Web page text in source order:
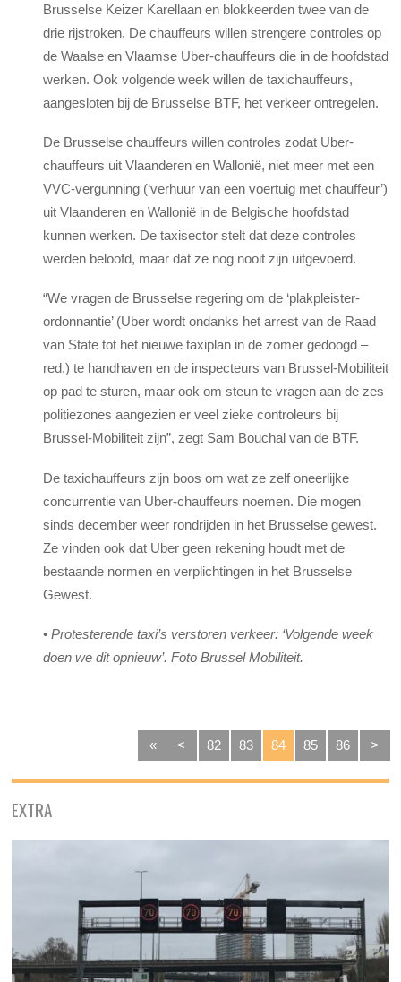
Brusselse Keizer Karellaan en blokkeerden twee van de
drie rijstroken. De chauffeurs willen strengere controles op
de Waalse en Vlaamse Uber-chauffeurs die in de hoofdstad
werken. Ook volgende week willen de taxichauffeurs,
aangesloten bij de Brusselse BTF, het verkeer ontregelen.
De Brusselse chauffeurs willen controles zodat Uber-
chauffeurs uit Vlaanderen en Wallonië, niet meer met een
VVC-vergunning (‘verhuur van een voertuig met chauffeur’)
uit Vlaanderen en Wallonië in de Belgische hoofdstad
kunnen werken. De taxisector stelt dat deze controles
werden beloofd, maar dat ze nog nooit zijn uitgevoerd.
“We vragen de Brusselse regering om de ‘plakpleister-
ordonnantie’ (Uber wordt ondanks het arrest van de Raad
van State tot het nieuwe taxiplan in de zomer gedoogd –
red.) te handhaven en de inspecteurs van Brussel-Mobiliteit
op pad te sturen, maar ook om steun te vragen aan de zes
politiezones aangezien er veel zieke controleurs bij
Brussel-Mobiliteit zijn”, zegt Sam Bouchal van de BTF.
De taxichauffeurs zijn boos om wat ze zelf oneerlijke
concurrentie van Uber-chauffeurs noemen. Die mogen
sinds december weer rondrijden in het Brusselse gewest.
Ze vinden ook dat Uber geen rekening houdt met de
bestaande normen en verplichtingen in het Brusselse
Gewest.
•Protesterende taxi’s verstoren verkeer: ‘Volgende week
doen we dit opnieuw’. Foto Brussel Mobiliteit.
« < 82 83 84 85 86 >
EXTRA